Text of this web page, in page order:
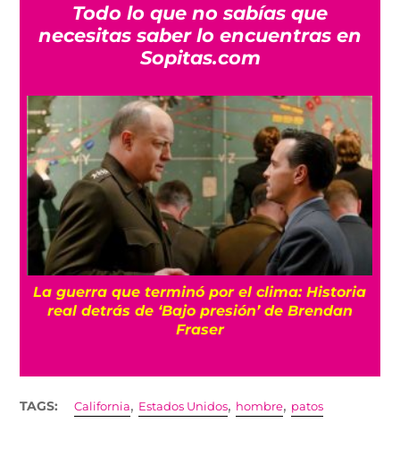
Todo lo que no sabías que
necesitas saber lo encuentras en
Sopitas.com
terminó por el clima: Historia
‘Bajo presión’ de Brendan
Conoce a
caminar
TAGS: California, Estados Unidos, hombre, patos